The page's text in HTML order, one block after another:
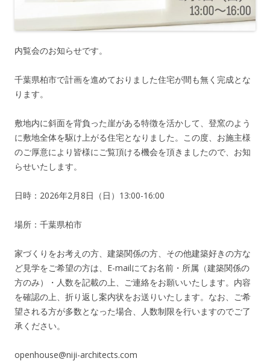
内覧会のお知らせです。
千葉県柏市で計画を進めておりました住宅が間も無く完成とな
ります。
敷地内に斜面を背負った崖がある特徴を活かして、登窯のよう
に敷地全体を駆け上がる住宅となりました。この度、お施主様
のご厚意により皆様にご覧頂ける機会を頂きましたので、お知
らせいたします。
日時：2026年2月8日（日）13:00-16:00
場所：千葉県柏市
家づくりをお考えの方、建築関係の方、その他建築好きの方な
ど見学をご希望の方は、E-mailにてお名前・所属（建築関係の
方のみ）・人数を記載の上、ご連絡をお願いいたします。内容
を確認の上、折り返し案内状をお送りいたします。なお、ご希
望される方が多数となった場合、人数制限を行いますのでご了
承ください。
openhouse@niji-architects.com